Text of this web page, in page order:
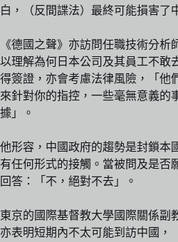
白，（反間諜法）最終可能損害了
《德國之聲》亦訪問任職技術分
以理解為何日本公司及其員工不敢
得簽證，亦會考慮法律風險，「他
來針對你的指控，一些毫無意義的
據」。
他形容，中國政府的趨勢是封鎖本
有任何形式的接觸。當被問及是否
回答：「不，絕對不去」。
東京的國際基督教大學國際關係副
亦表明短期內不太可能到訪中國，